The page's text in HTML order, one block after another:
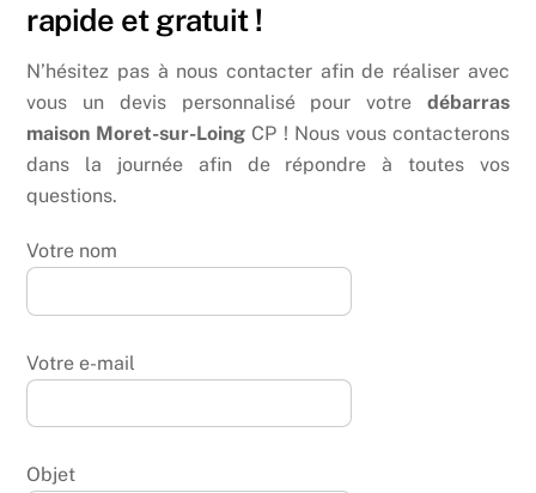
rapide et gratuit !
N’hésitez pas à nous contacter afin de réaliser avec
vous un devis personnalisé pour votre débarras
maison Moret-sur-Loing CP ! Nous vous contacterons
dans la journée afin de répondre à toutes vos
questions.
Votre nom
Votre e-mail
Objet